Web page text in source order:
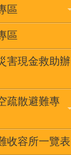
區
區
害現金救助辦
疏散避難專
收容所一覽表